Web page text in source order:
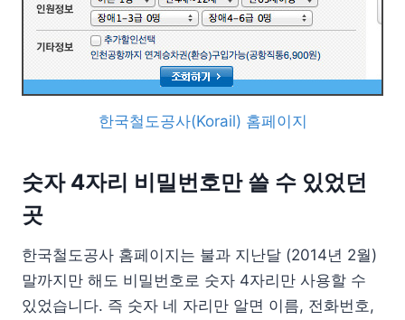
한국철도공사(Korail) 홈페이지
숫자 4자리 비밀번호만 쓸 수 있었던
곳
한국철도공사 홈페이지는 불과 지난달 (2014년 2월)
말까지만 해도 비밀번호로 숫자 4자리만 사용할 수
있었습니다. 즉 숫자 네 자리만 알면 이름, 전화번호,